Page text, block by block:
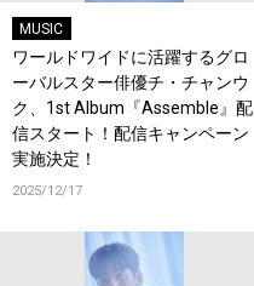
MUSIC
ワールドワイドに活躍するグロ
ーバルスター俳優チ・チャンウ
ク、1st Album『Assemble』配
信スタート！配信キャンペーン
実施決定！
2025/12/17